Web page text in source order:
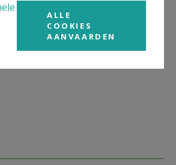
ALLE
COOKIES
AANVAARDEN